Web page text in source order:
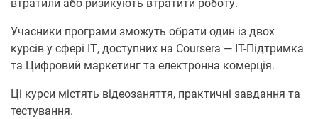
втратили або ризикують втратити роботу.
Учасники програми зможуть обрати один із двох
курсів у сфері ІТ, доступних на Coursera — IT-Підтримка
та Цифровий маркетинг та електронна комерція.
Ці курси містять відеозаняття, практичні завдання та
тестування.